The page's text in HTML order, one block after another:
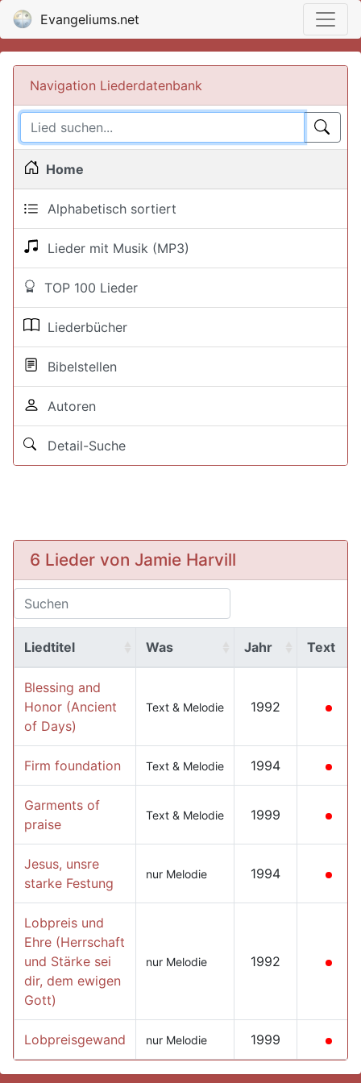
Evangeliums.net
Navigation Liederdatenbank
Home
Alphabetisch sortiert
Lieder mit Musik (MP3)
TOP 100 Lieder
Liederbücher
Bibelstellen
Autoren
Detail-Suche
6 Lieder von Jamie Harvill
Liedtitel Was Jahr Text
Blessing and
Honor (Ancient
of Days)
Text & Melodie 1992
Firm foundation Text & Melodie 1994
Garments of
praise
Text & Melodie 1999
Jesus, unsre
starke Festung
nur Melodie 1994
Lobpreis und
Ehre (Herrschaft
und Stärke sei
dir, dem ewigen
Gott)
nur Melodie 1992
Lobpreisgewand nur Melodie 1999